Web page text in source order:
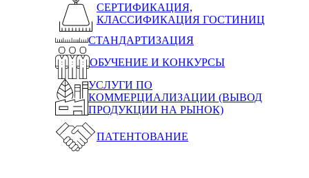
СЕРТИФИКАЦИЯ,
КЛАССИФИКАЦИЯ ГОСТИНИЦ
СТАНДАРТИЗАЦИЯ
ОБУЧЕНИЕ И КОНКУРСЫ
УСЛУГИ ПО
КОММЕРЦИАЛИЗАЦИИ (ВЫВОД
ПРОДУКЦИИ НА РЫНОК)
ПАТЕНТОВАНИЕ